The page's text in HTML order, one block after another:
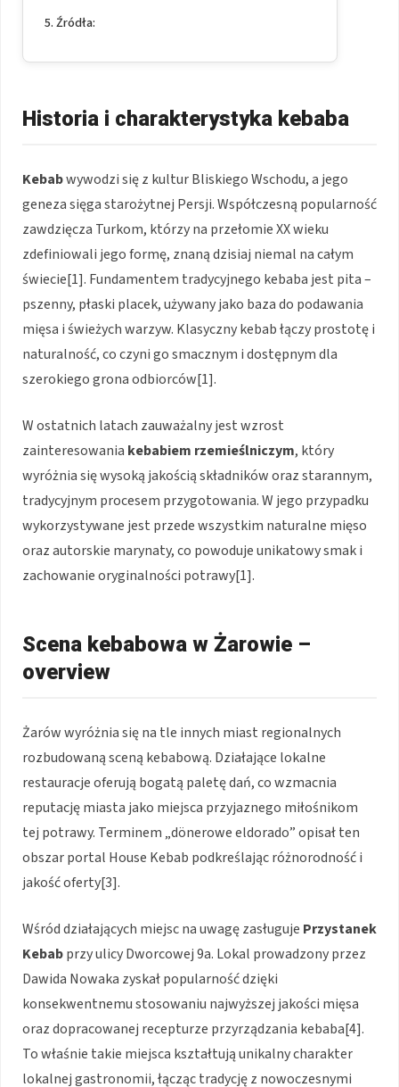
Źródła:
Historia i charakterystyka kebaba
Kebabwywodzi się z kultur Bliskiego Wschodu, a jego
geneza sięga starożytnej Persji. Współczesną popularność
zawdzięcza Turkom, którzy na przełomie XX wieku
zdefiniowali jego formę, znaną dzisiaj niemal na całym
świecie[1]. Fundamentem tradycyjnego kebaba jest pita –
pszenny, płaski placek, używany jako baza do podawania
mięsa i świeżych warzyw. Klasyczny kebab łączy prostotę i
naturalność, co czyni go smacznym i dostępnym dla
szerokiego grona odbiorców[1].
W ostatnich latach zauważalny jest wzrost
zainteresowania kebabiem rzemieślniczym, który
wyróżnia się wysoką jakością składników oraz starannym,
tradycyjnym procesem przygotowania. W jego przypadku
wykorzystywane jest przede wszystkim naturalne mięso
oraz autorskie marynaty, co powoduje unikatowy smak i
zachowanie oryginalności potrawy[1].
Scena kebabowa w Żarowie –
overview
Żarów wyróżnia się na tle innych miast regionalnych
rozbudowaną sceną kebabową. Działające lokalne
restauracje oferują bogatą paletę dań, co wzmacnia
reputację miasta jako miejsca przyjaznego miłośnikom
tej potrawy. Terminem „dönerowe eldorado” opisał ten
obszar portal House Kebab podkreślając różnorodność i
jakość oferty[3].
Wśród działających miejsc na uwagę zasługuje Przystanek
Kebabprzy ulicy Dworcowej 9a. Lokal prowadzony przez
Dawida Nowaka zyskał popularność dzięki
konsekwentnemu stosowaniu najwyższej jakości mięsa
oraz dopracowanej recepturze przyrządzania kebaba[4].
To właśnie takie miejsca kształtują unikalny charakter
lokalnej gastronomii, łącząc tradycję z nowoczesnymi